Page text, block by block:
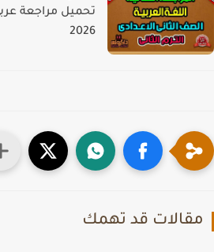
تحميل مراجعة عربى
2026
قد تهمك